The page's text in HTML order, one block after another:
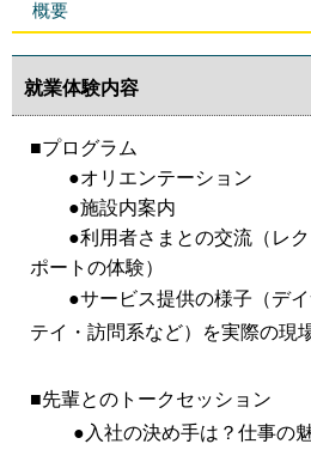
概要
就業体験内容
■プログラム
●オリエンテーション
●施設内案内
●利用者さまとの交流（レク
ポートの体験）
●サービス提供の様子（デイ
テイ・訪問系など）を実際の現
■先輩とのトークセッション
●入社の決め手は？仕事の魅